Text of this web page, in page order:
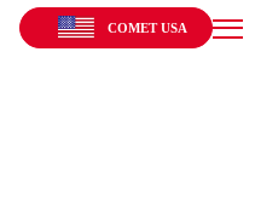
COMET USA